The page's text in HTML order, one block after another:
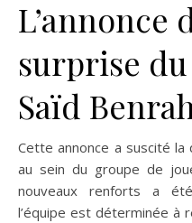
L’annonce
surprise
Saïd
Cette annonce a suscité la
au sein du groupe de
nouveaux renforts a
l’équipe est déterminée à